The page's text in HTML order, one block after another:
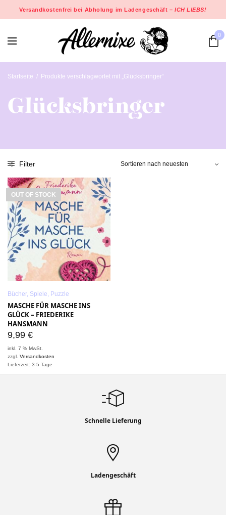
Versandkostenfrei bei Abholung im Ladengeschäft –ICH LIEBS!
0
Startseite / Produkte verschlagwortet mit „Glücksbringer“
Glücksbringer
Filter
OUT OF STOCK
Bücher, Spiele, Puzzle
MASCHE FÜR MASCHE INS
GLÜCK – FRIEDERIKE
HANSMANN
9,99 €
inkl. 7 % MwSt.
zzgl.Versandkosten
Lieferzeit: 3-5 Tage
Schnelle Lieferung
Ladengeschäft